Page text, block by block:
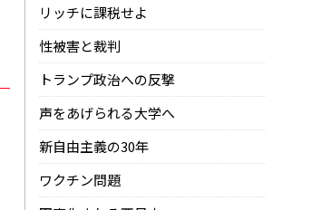
リッチに課税せよ
性被害と裁判
トランプ政治への反撃
声をあげられる大学へ
新自由主義の30年
ワクチン問題